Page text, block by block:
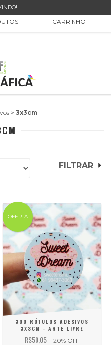
CARRINHO
> 3x3cm
FILTRAR
OFERTA
300 RÓTULOS ADESIVOS
3X3CM - ARTE LIVRE
R$50,05 20% OFF